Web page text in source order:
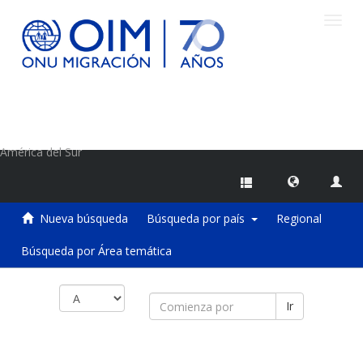
América del Sur
Nueva búsqueda Búsqueda por país Regional
Búsqueda por Área temática
Ir